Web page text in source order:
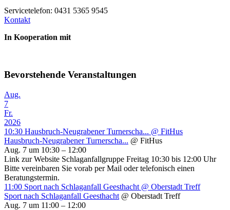
Servicetelefon: 0431 5365 9545
Kontakt
In Kooperation mit
Bevorstehende Veranstaltungen
Aug.
7
Fr.
2026
10:30 Hausbruch-Neugrabener Turnerscha... @ FitHus
Hausbruch-Neugrabener Turnerscha... @ FitHus
Aug. 7 um 10:30 – 12:00
Link zur Website Schlaganfallgruppe Freitag 10:30 bis 12:00 Uhr
Bitte vereinbaren Sie vorab per Mail oder telefonisch einen
Beratungstermin.
11:00 Sport nach Schlaganfall Geesthacht @ Oberstadt Treff
Sport nach Schlaganfall Geesthacht @ Oberstadt Treff
Aug. 7 um 11:00 – 12:00